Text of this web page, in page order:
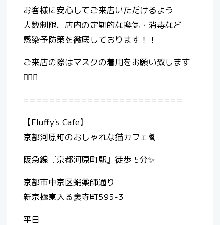
お客様に安心してご来店いただけるよう
人数制限、店内の定期的な換気・消毒など
感染予防策を徹底しております！！
ご来店の際はマスクの着用をお願い致します
🙇🏻‍♀️
=========================
【Fluffy’s Cafe】
京都河原町のおしゃれな猫カフェ🐈
阪急線『京都河原町駅』徒歩 5分✨
京都市中京区蛸薬師通り
新京極東入る裏寺町595-3
平日